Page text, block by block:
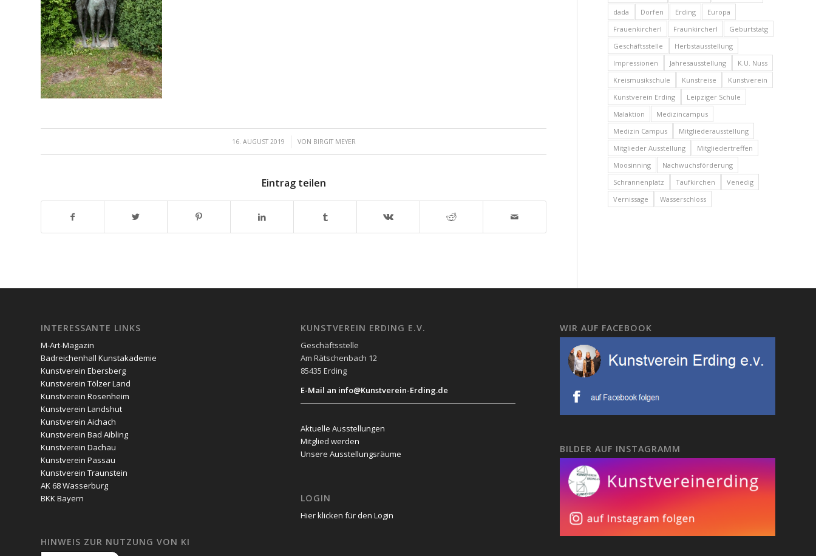
16. AUGUST 2019
/ VON BIRGIT MEYER
Eintrag teilen
dada
Dorfen Erding
Europa
Frauenkircherl
Fraunkircherl
Geburtstatg
Geschäftsstelle
Herbstausstellung
Impressionen
Jahresausstellung
K.U. Nuss
Kreismusikschule
Kunstreise
Kunstverein
Kunstverein Erding
Leipziger Schule
Malaktion
Medizincampus
Medizin Campus
Mitgliederausstellung
Mitglieder Ausstellung
Mitgliedertreffen
Moosinning
Nachwuchsförderung
Schrannenplatz
Taufkirchen
Venedig
Vernissage
Wasserschloss
INTERESSANTE LINKS
M-Art-Magazin
Badreichenhall Kunstakademie
Kunstverein Ebersberg
Kunstverein Tölzer Land
Kunstverein Rosenheim
Kunstverein Landshut
Kunstverein Aichach
Kunstverein Bad Aibling
Kunstverein Dachau
Kunstverein Passau
Kunstverein Traunstein
AK 68 Wasserburg
BKK Bayern
HINWEIS ZUR NUTZUNG VON KI
KUNSTVEREIN ERDING E.V.
Geschäftsstelle
Am Rätschenbach 12
85435 Erding
E-Mail an info@Kunstverein-Erding.de
Aktuelle Ausstellungen
Mitglied werden
Unsere Ausstellungsräume
LOGIN
Hier klicken für den Login
WIR AUF FACEBOOK
BILDER AUF INSTAGRAMM